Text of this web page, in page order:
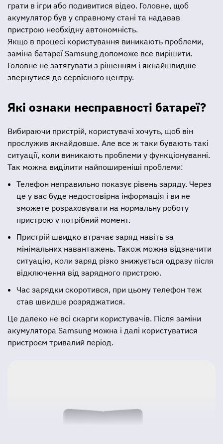
грати в ігри або подивитися відео. Головне, щоб
акумулятор був у справному стані та надавав
пристрою необхідну автономність.
Якщо в процесі користування виникають проблеми,
заміна батареї Samsung допоможе все вирішити.
Головне не затягувати з рішенням і якнайшвидше
звернутися до сервісного центру.
Які ознаки несправності батареї?
Вибираючи пристрій, користувачі хочуть, щоб він
прослужив якнайдовше. Але все ж таки бувають такі
ситуації, коли виникають проблеми у функціонуванні.
Так можна виділити найпоширеніші проблеми:
Телефон неправильно показує рівень заряду. Через
це у вас буде недостовірна інформація і ви не
зможете розраховувати на нормальну роботу
пристрою у потрібний момент.
Пристрій швидко втрачає заряд навіть за
мінімальних навантажень. Також можна відзначити
ситуацію, коли заряд різко знижується одразу після
відключення від зарядного пристрою.
Час зарядки скоротився, при цьому телефон теж
став швидше розряджатися.
Це далеко не всі скарги користувачів. Після заміни
акумулятора Samsung можна і далі користуватися
пристроєм тривалий період.